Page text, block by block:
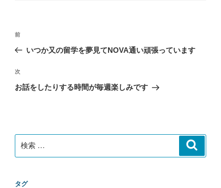
投
ナ
ビ
ゲ
ン
過
去
投
稿
前
いつか又の留学を夢見てNOVA通い頑張っています
次
の
次
お話をしたりする時間が毎週楽しみです
索:
タグ